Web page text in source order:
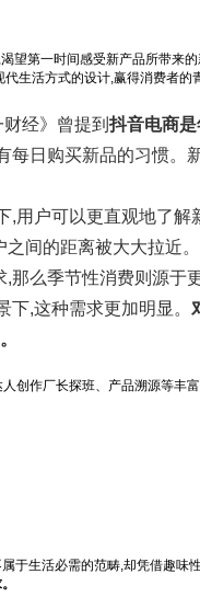
望第一时间感受新产品所带来
生活方式的设计,赢得消费者的
经》曾提到 抖音电商是
日购买新品的习惯。
用户可以更直观地了
间的距离被大大拉近。
那么季节性消费则源于
,这种需求更加明显。
创作厂长探班、产品溯源等丰
生活必需的范畴,却凭借趣味